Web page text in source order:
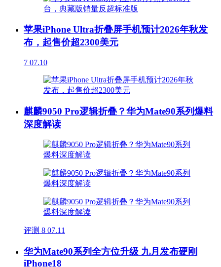
苹果iPhone Ultra折叠屏手机预计2026年秋发
布，起售价超2300美元
7 07.10
麒麟9050 Pro逻辑折叠？华为Mate90系列爆料
深度解读
评测 8 07.11
华为Mate90系列全方位升级 九月发布硬刚
iPhone18